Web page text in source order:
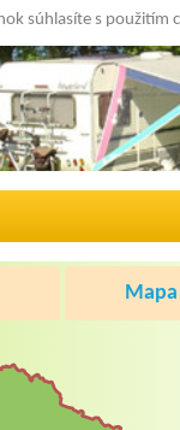
súhlasíte s použitím